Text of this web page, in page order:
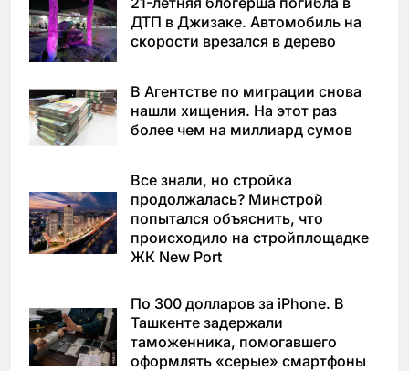
ДТП в Джизаке. Автомобиль на
скорости врезался в дерево
В Агентстве по миграции снова
нашли хищения. На этот раз
более чем на миллиард сумов
Все знали, но стройка
продолжалась? Минстрой
попытался объяснить, что
происходило на стройплощадке
ЖК New Port
По 300 долларов за iPhone. В
Ташкенте задержали
таможенника, помогавшего
оформлять «серые» смартфоны